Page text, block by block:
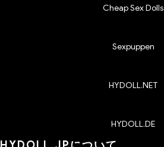
Cheap Sex Dolls
Sexpuppen
HYDOLL.NET
HYDOLL.DE